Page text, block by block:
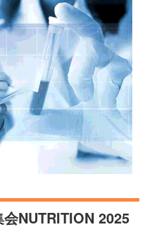
NUTRITION 2025